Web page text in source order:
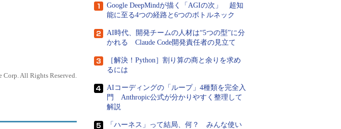
All Rights Reserved.
Google DeepMindが描く「AGIの次」 超知
能に至る4つの経路と6つのボトルネック
AI時代、開発チームの人材は“5つの型”に分
かれる Claude Code開発責任者の見立て
［解決！Python］割り算の商と余りを求め
るには
AIコーディングの「ループ」4種類を完全入
門 Anthropic公式が分かりやすく整理して
解説
「ハーネス」って結局、何？ みんな使い